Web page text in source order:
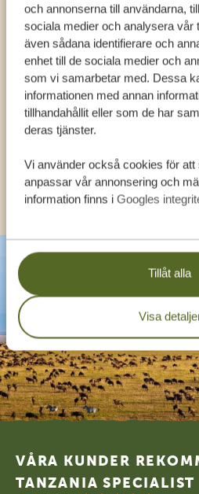
och annonserna till användarna,
sociala medier och analysera vår
även sådana identifierare och
enhet till de sociala medier och
som vi samarbetar med. Dessa
informationen med annan
tillhandahållit eller som de har
deras tjänster.
Vi använder också cookies för att
anpassar vår annonsering och
information finns i Googles
Tillåt alla
Visa
Ring en
FÅ PERSONLIG
Footer
VÅRA KUNDER
TANZANIA SPECIALIST